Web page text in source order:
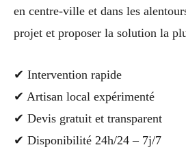
en centre-ville et dans les
projet et proposer la solution la
✔ Intervention rapide
✔ Artisan local expérimenté
✔ Devis gratuit et transparent
✔ Disponibilité 24h/24 – 7j/7